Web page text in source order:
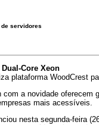
servidores
Dual-Core Xeon
plataforma WoodCrest
com a novidade oferecem
mais acessíveis.
nesta segunda-feira